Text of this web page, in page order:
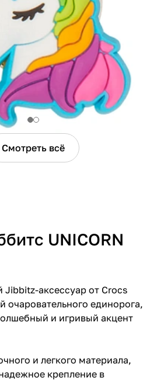
Смотреть всё
UNICORN
Jibbitz-аксессуар от Crocs
очаровательного единорога,
и игривый акцент
и легкого материала,
крепление в